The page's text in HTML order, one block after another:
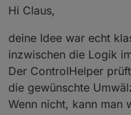
Hi Claus,
deine Idee war echt
inzwischen die Logik
Der ControlHelper
die gewünschte
Wenn nicht, kann man